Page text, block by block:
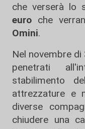
che verserà lo
euro che
Omini.
Nel novembre di
penetrati
stabilimento
attrezzature e
diverse
chiudere una